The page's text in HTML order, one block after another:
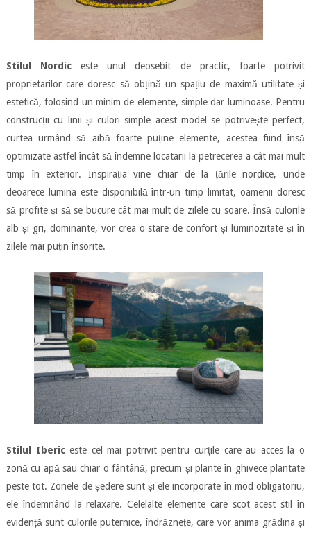
Stilul Nordic este unul deosebit de practic, foarte potrivit
proprietarilor care doresc să obțină un spațiu de maximă utilitate și
estetică, folosind un minim de elemente, simple dar luminoase. Pentru
construcții cu linii și culori simple acest model se potrivește perfect,
curtea urmând să aibă foarte puține elemente, acestea fiind însă
optimizate astfel încât să îndemne locatarii la petrecerea a cât mai mult
timp în exterior. Inspirația vine chiar de la țările nordice, unde
deoarece lumina este disponibilă într-un timp limitat, oamenii doresc
să profite și să se bucure cât mai mult de zilele cu soare. Însă culorile
alb și gri, dominante, vor crea o stare de confort și luminozitate și în
zilele mai puțin însorite.
Stilul Ibericeste cel mai potrivit pentru curțile care au acces la o
zonă cu apă sau chiar o fântână, precum și plante în ghivece plantate
peste tot. Zonele de ședere sunt și ele incorporate în mod obligatoriu,
ele îndemnând la relaxare. Celelalte elemente care scot acest stil în
evidență sunt culorile puternice, îndrăznețe, care vor anima grădina și